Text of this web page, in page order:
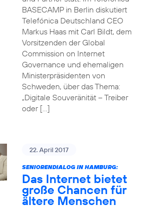
BASECAMP in Berlin diskutiert
Telefónica Deutschland CEO
Markus Haas mit Carl Bildt, dem
Vorsitzenden der Global
Commission on Internet
Governance und ehemaligen
Ministerpräsidenten von
Schweden, über das Thema:
„Digitale Souveränität – Treiber
oder […]
22. April 2017
SENIORENDIALOG IN HAMBURG:
Das Internet bietet
große Chancen für
ältere Menschen